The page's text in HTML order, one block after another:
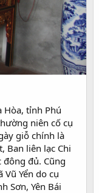
Hòa, tỉnh Phú
niên cố cụ
giỗ chính là
Ban liên lạc Chi
đủ. Cũng
Yển do cụ
Sơn, Yên Bái